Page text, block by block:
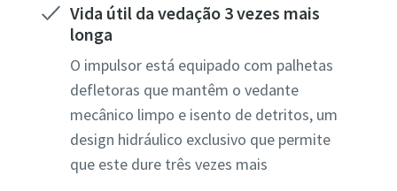
Vida útil da vedação 3 vezes mais
longa
O impulsor está equipado com palhetas
defletoras que mantêm o vedante
mecânico limpo e isento de detritos, um
design hidráulico exclusivo que permite
que este dure três vezes mais